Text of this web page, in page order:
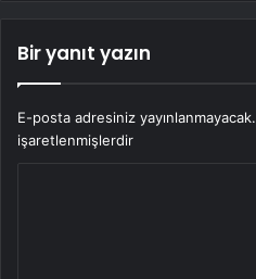
Bir yanıt yazın
E-posta adresiniz yayınlanmayacak.
işaretlenmişlerdir